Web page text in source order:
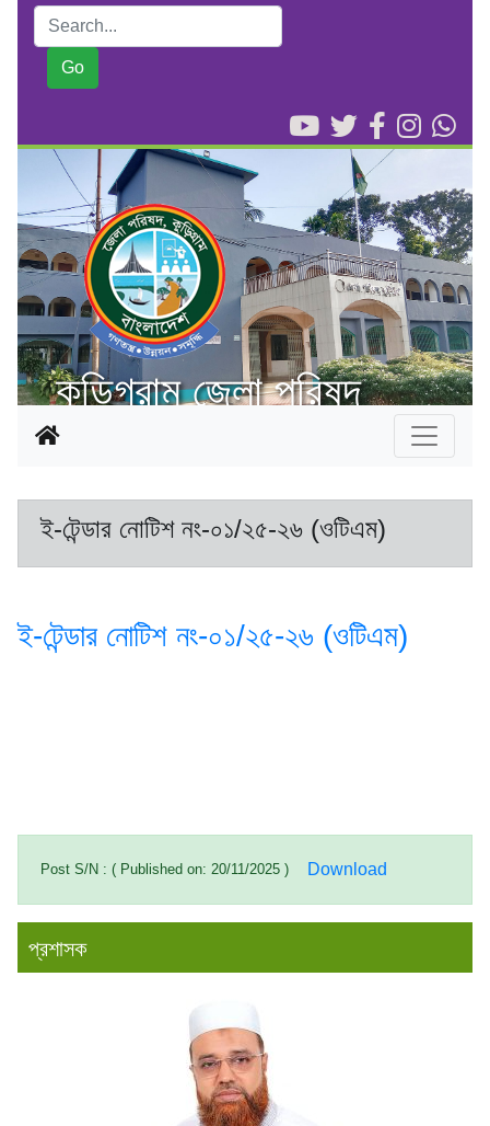
কুড়িগ্রাম জেলা পরিষদ
ই-টেন্ডার নোটিশ নং-০১/২৫-২৬ (ওটিএম)
ই-টেন্ডার নোটিশ নং-০১/২৫-২৬ (ওটিএম)
Post S/N : ( Published on: 20/11/2025 ) Download
প্রশাসক